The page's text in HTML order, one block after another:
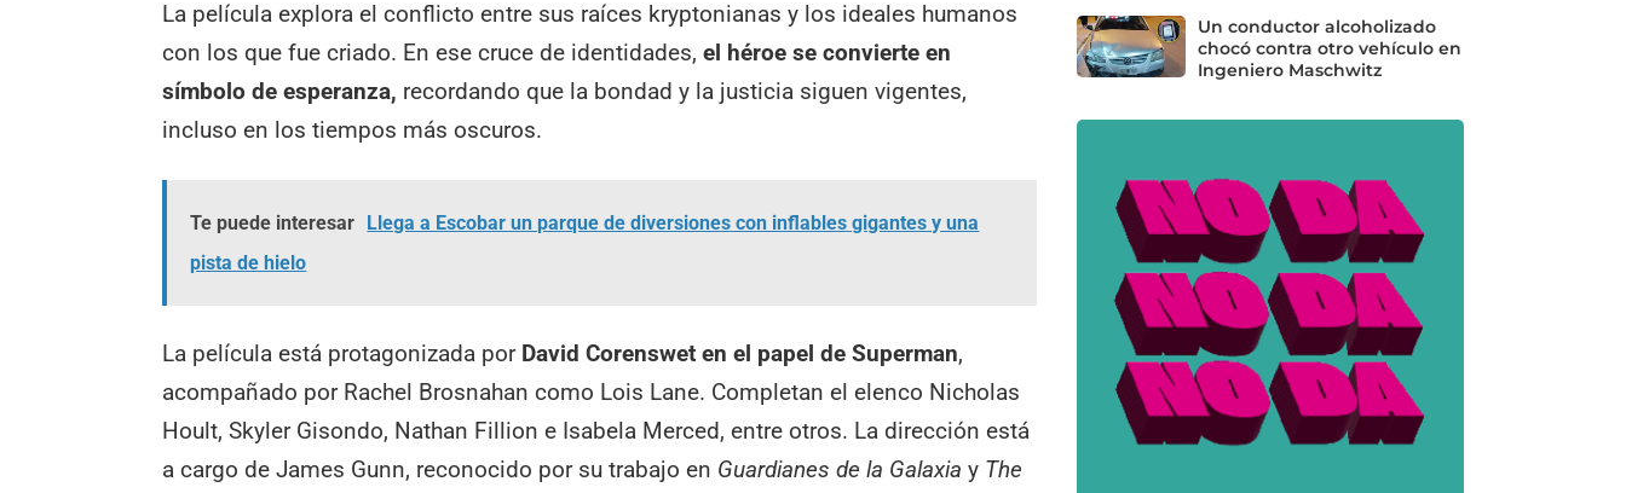
La película explora el conflicto entre sus raíces kryptonianas y los ideales humanos
con los que fue criado. En ese cruce de identidades,el héroe se convierte en
símbolo de esperanza, recordando que la bondad y la justicia siguen vigentes,
incluso en los tiempos más oscuros.
Te puede interesar Llega a Escobar un parque de diversiones con inflables gigantes y una
pista de hielo
La película está protagonizada por David Corenswet en el papel de Superman,
acompañado por Rachel Brosnahan como Lois Lane. Completan el elenco Nicholas
Hoult, Skyler Gisondo, Nathan Fillion e Isabela Merced, entre otros. La dirección está
a cargo de James Gunn, reconocido por su trabajo en Guardianes de la Galaxia y The
Un conductor alcoholizado
chocó contra otro vehículo en
Ingeniero Maschwitz